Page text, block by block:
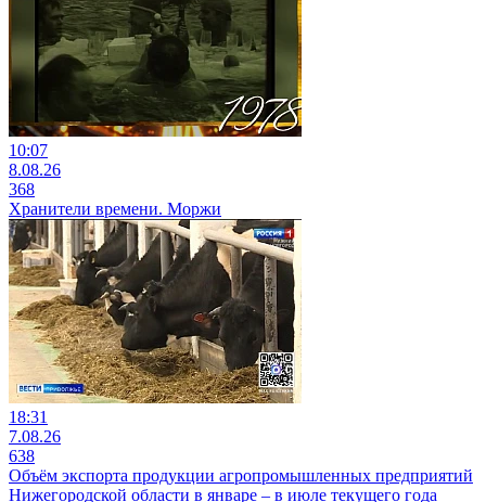
10:07
8.08.26
368
Хранители времени. Моржи
18:31
7.08.26
638
Объём экспорта продукции агропромышленных предприятий
Нижегородской области в январе – в июле текущего года